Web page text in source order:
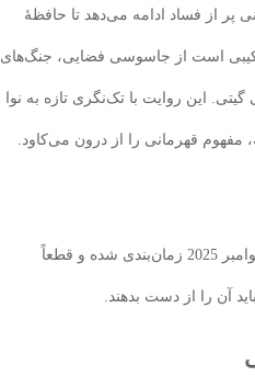
فساد ادامه می‌دهد تا حافظهٔ
است از جاسوسی فضایی، جنگ‌های
روایت با تک‌نگری تازه به نوا
قهرمانی را از درون می‌کاود.
شماره اول Nova Centurion برای 19 نوامبر 2025 زمان‌بندی شده و قطعاً
را از دست بدهند.